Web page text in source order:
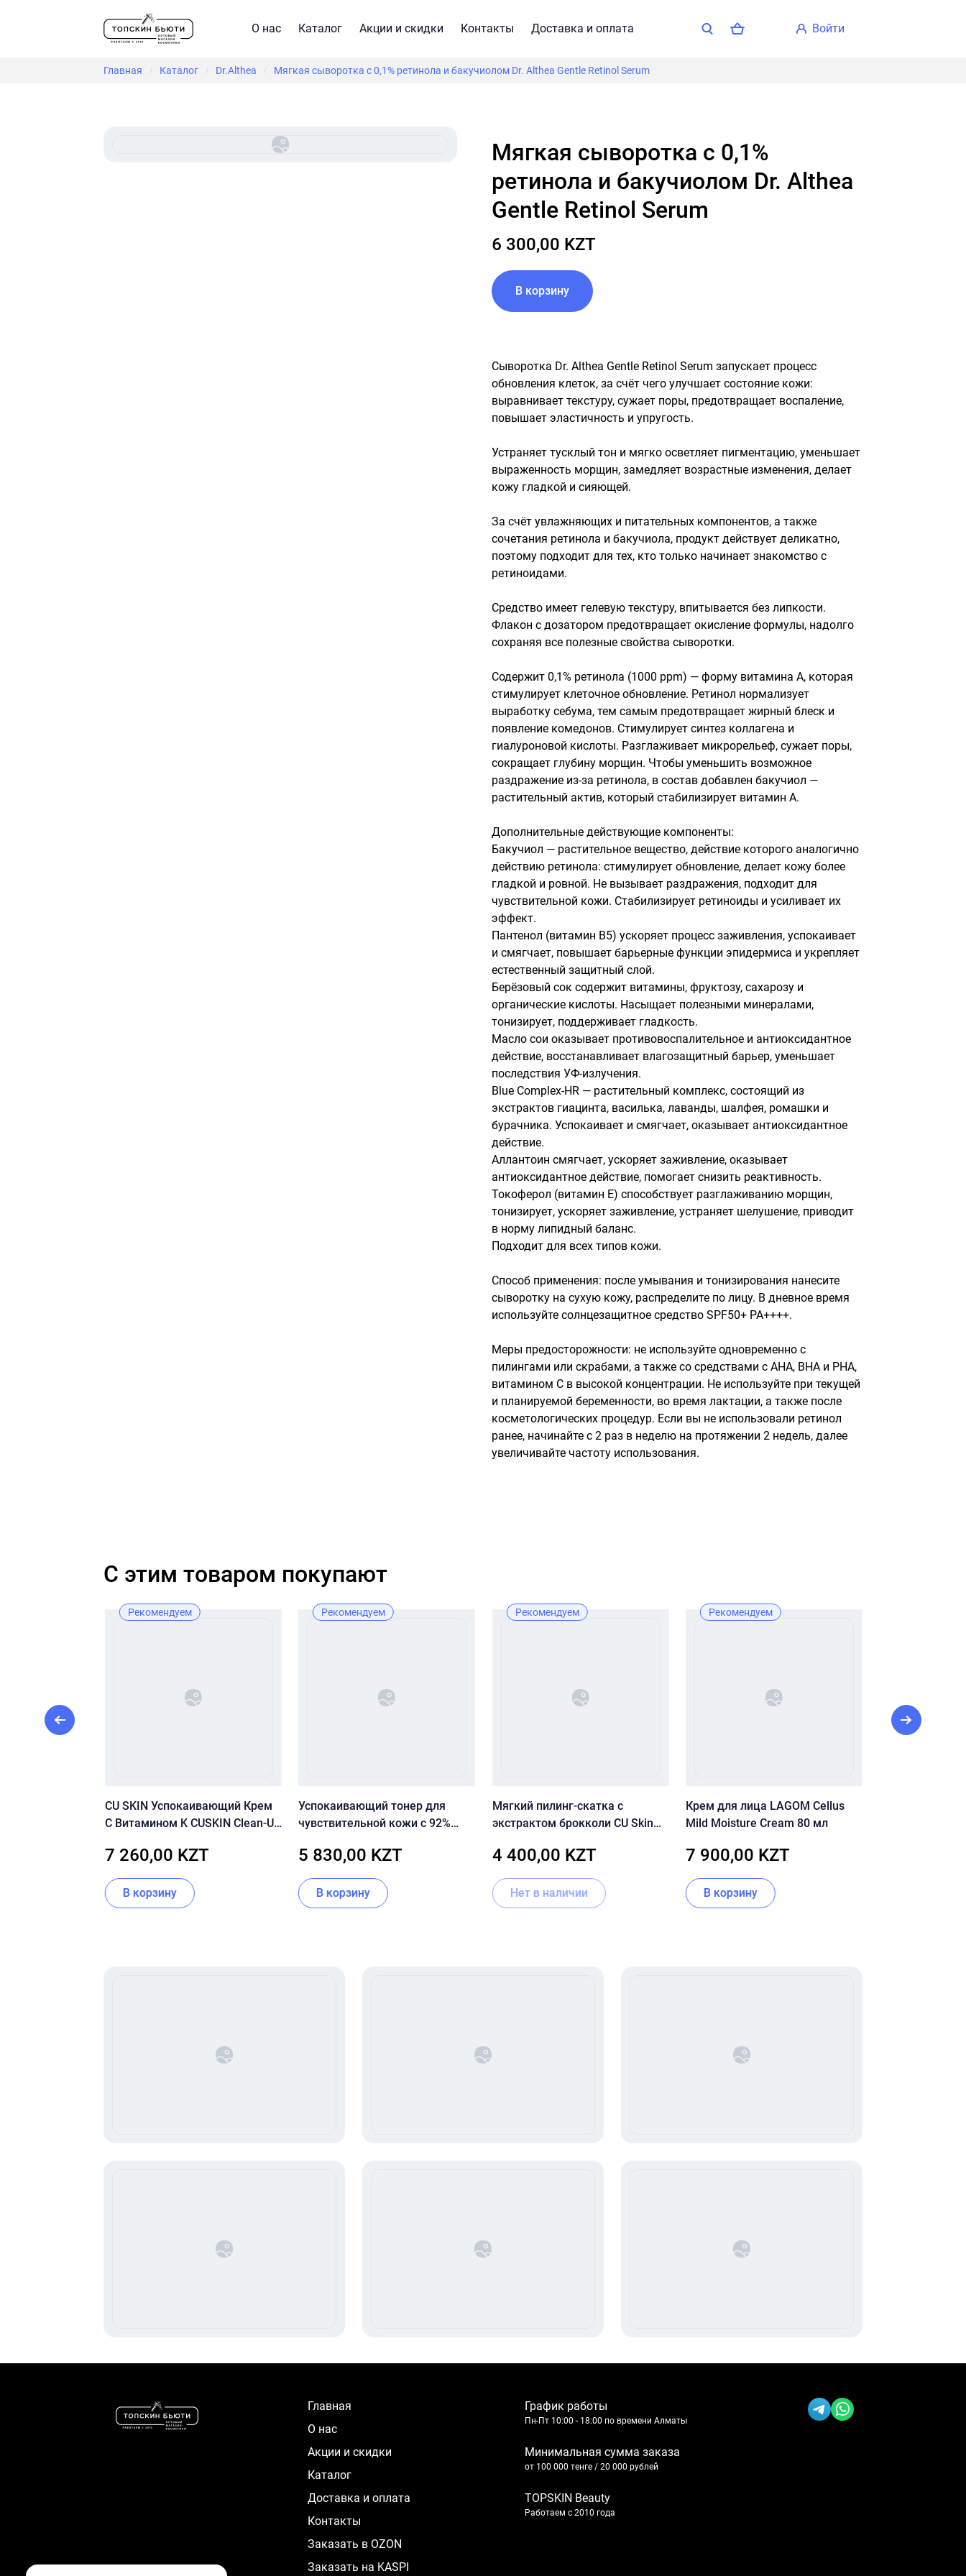
О нас Каталог Акции и скидки Контакты Доставка и оплата войти
Главная / Каталог / Dr.Althea / Мягкая сыворотка с 0,1% ретинола и бакучиолом Dr. Althea Gentle Retinol Serum
Мягкая сыворотка с 0,1%
ретинола и бакучиолом Dr. Althea
Gentle Retinol Serum
6 300,00 KZT
В корзину
Сыворотка Dr. Althea Gentle Retinol Serum запускает процесс
обновления клеток, за счёт чего улучшает состояние кожи:
выравнивает текстуру, сужает поры, предотвращает воспаление,
повышает эластичность и упругость.
Устраняет тусклый тон и мягко осветляет пигментацию, уменьшает
выраженность морщин, замедляет возрастные изменения, делает
кожу гладкой и сияющей.
За счёт увлажняющих и питательных компонентов, а также
сочетания ретинола и бакучиола, продукт действует деликатно,
поэтому подходит для тех, кто только начинает знакомство с
ретиноидами.
Средство имеет гелевую текстуру, впитывается без липкости.
Флакон с дозатором предотвращает окисление формулы, надолго
сохраняя все полезные свойства сыворотки.
Содержит 0,1% ретинола (1000 ppm) — форму витамина A, которая
стимулирует клеточное обновление. Ретинол нормализует
выработку себума, тем самым предотвращает жирный блеск и
появление комедонов. Стимулирует синтез коллагена и
гиалуроновой кислоты. Разглаживает микрорельеф, сужает поры,
сокращает глубину морщин. Чтобы уменьшить возможное
раздражение из-за ретинола, в состав добавлен бакучиол —
растительный актив, который стабилизирует витамин A.
Дополнительные действующие компоненты:
Бакучиол — растительное вещество, действие которого аналогично
действию ретинола: стимулирует обновление, делает кожу более
гладкой и ровной. Не вызывает раздражения, подходит для
чувствительной кожи. Стабилизирует ретиноиды и усиливает их
эффект.
Пантенол (витамин B5) ускоряет процесс заживления, успокаивает
и смягчает, повышает барьерные функции эпидермиса и укрепляет
естественный защитный слой.
Берёзовый сок содержит витамины, фруктозу, сахарозу и
органические кислоты. Насыщает полезными минералами,
тонизирует, поддерживает гладкость.
Масло сои оказывает противовоспалительное и антиоксидантное
действие, восстанавливает влагозащитный барьер, уменьшает
последствия УФ-излучения.
Blue Complex-HR — растительный комплекс, состоящий из
экстрактов гиацинта, василька, лаванды, шалфея, ромашки и
бурачника. Успокаивает и смягчает, оказывает антиоксидантное
действие.
Аллантоин смягчает, ускоряет заживление, оказывает
антиоксидантное действие, помогает снизить реактивность.
Токоферол (витамин E) способствует разглаживанию морщин,
тонизирует, ускоряет заживление, устраняет шелушение, приводит
в норму липидный баланс.
Подходит для всех типов кожи.
Способ применения: после умывания и тонизирования нанесите
сыворотку на сухую кожу, распределите по лицу. В дневное время
используйте солнцезащитное средство SPF50+ PA++++.
Меры предосторожности: не используйте одновременно с
пилингами или скрабами, а также со средствами с AHA, BHA и PHA,
витамином C в высокой концентрации. Не используйте при текущей
и планируемой беременности, во время лактации, а также после
косметологических процедур. Если вы не использовали ретинол
ранее, начинайте с 2 раз в неделю на протяжении 2 недель, далее
увеличивайте частоту использования.
C этим товаром покупают
Рекомендуем
CU SKIN Успокаивающий Крем
С Витамином K CUSKIN Clean-Up
7 260,00 KZT
В корзину
Рекомендуем
Успокаивающий тонер для
чувствительной кожи с 92%
Regen 92 Toner
5 830,00 KZT
В корзину
Рекомендуем
Мягкий пилинг-скатка с
экстрактом брокколи CU Skin
4 400,00 KZT
Нет в наличии
Рекомендуем
Крем для лица LAGOM Cellus
Mild Moisture Cream 80 мл
7 900,00 KZT
В корзину
Главная
О нас
Акции и скидки
Каталог
Доставка и оплата
Контакты
Заказать в OZON
Заказать на KASPI
График работы
Пн-Пт 10:00 - 18:00 по времени Алматы
Минимальная сумма заказа
от 100 000 тенге / 20 000 рублей
TOPSKIN Beauty
Работаем с 2010 года